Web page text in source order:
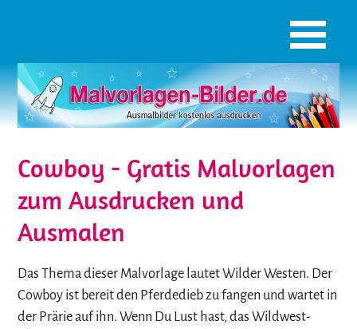
Cowboy - Gratis Malvorlagen
zum Ausdrucken und
Ausmalen
Das Thema dieser Malvorlage lautet Wilder Westen. Der
Cowboy ist bereit den Pferdedieb zu fangen und wartet in
der Prärie auf ihn. Wenn Du Lust hast, das Wildwest-